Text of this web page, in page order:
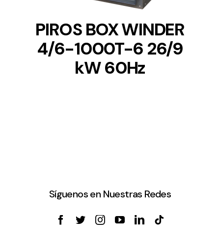
PIROS BOX WINDER
4/6-1000T-6 26/9
kW 60Hz
Síguenos en Nuestras Redes